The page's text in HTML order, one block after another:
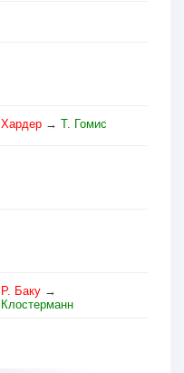
Хардер → Т. Гомис
Р. Баку →
Клостерманн